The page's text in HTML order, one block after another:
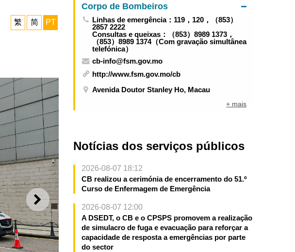
繁 简 PT
SEGUINTE
Corpo de Bombeiros
Linhas de emergência：119，120，（853）
2857 2222
Consultas e queixas：（853）8989 1373，
（853）8989 1374（Com gravação simultânea
telefónica）
cb-info@fsm.gov.mo
http://www.fsm.gov.mo/cb
Avenida Doutor Stanley Ho, Macau
+ mais
Notícias dos serviços públicos
2026-08-07 18:12
CB realizou a cerimónia de encerramento do 51.º
Curso de Enfermagem de Emergência
2026-08-07 12:00
A DSEDT, o CB e o CPSPS promovem a realização
de simulacro de fuga e evacuação para reforçar a
capacidade de resposta a emergências por parte
do sector